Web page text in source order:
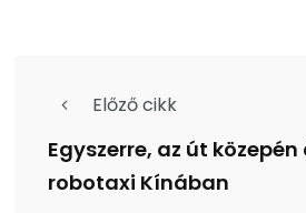
Előző cikk
Egyszerre, az út közepén
robotaxi Kínában